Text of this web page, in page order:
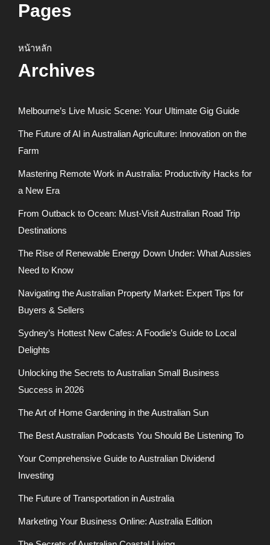
Pages
หน้าหลัก
Archives
Melbourne’s Live Music Scene: Your Ultimate Gig Guide
The Future of AI in Australian Agriculture: Innovation on the
Farm
Mastering Remote Work in Australia: Productivity Hacks for
a New Era
From Outback to Ocean: Must-Visit Australian Road Trip
Destinations
The Rise of Renewable Energy Down Under: What Aussies
Need to Know
Navigating the Australian Property Market: Expert Tips for
Buyers & Sellers
Sydney’s Hottest New Cafes: A Foodie’s Guide to Local
Delights
Unlocking the Secrets to Australian Small Business
Success in 2026
The Art of Home Gardening in the Australian Sun
The Best Australian Podcasts You Should Be Listening To
Your Comprehensive Guide to Australian Dividend
Investing
The Future of Transportation in Australia
Marketing Your Business Online: Australia Edition